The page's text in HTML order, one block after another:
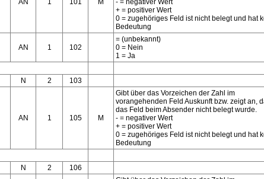
AN 1 101 M
- = negativer Wert
+ = positiver Wert
0 = zugehöriges Feld ist nicht belegt und hat
Bedeutung
AN 1 102
= (unbekannt)
0 = Nein
1 = Ja
N 2 103
AN 1 105 M
Gibt über das Vorzeichen der Zahl im
vorangehenden Feld Auskunft bzw. zeigt an,
das Feld beim Absender nicht belegt wurde.
- = negativer Wert
+ = positiver Wert
0 = zugehöriges Feld ist nicht belegt und hat
Bedeutung
N 2 106